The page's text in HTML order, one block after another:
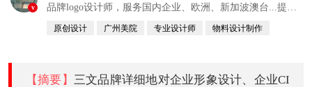
v
品牌logo设计师，服务国内企业、欧洲、新加波澳台...提供
原创设计 广州美院 专业设计师 物料设计制作
【摘要】 三文品牌详细地对企业形象设计、企业CI